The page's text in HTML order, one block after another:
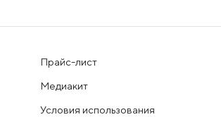
Прайс-лист
Медиакит
Условия использования